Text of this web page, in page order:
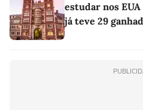
estudar nos
já teve 29